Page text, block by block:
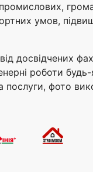
умов,
досвідчених
роботи
фото